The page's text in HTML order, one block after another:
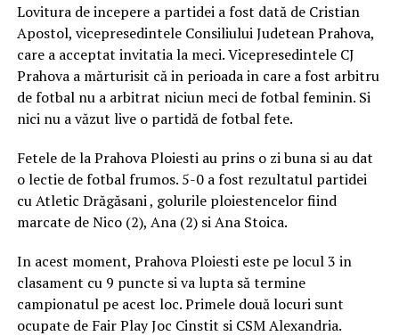
Lovitura de incepere a partidei a fost dată de Cristian
Apostol, vicepresedintele Consiliului Judetean Prahova,
care a acceptat invitatia la meci. Vicepresedintele CJ
Prahova a mărturisit că in perioada in care a fost arbitru
de fotbal nu a arbitrat niciun meci de fotbal feminin. Si
nici nu a văzut live o partidă de fotbal fete.
Fetele de la Prahova Ploiesti au prins o zi buna si au dat
o lectie de fotbal frumos. 5-0 a fost rezultatul partidei
cu Atletic Drăgăsani , golurile ploiestencelor fiind
marcate de Nico (2), Ana (2) si Ana Stoica.
In acest moment, Prahova Ploiesti este pe locul 3 in
clasament cu 9 puncte si va lupta să termine
campionatul pe acest loc. Primele două locuri sunt
ocupate de Fair Play Joc Cinstit si CSM Alexandria.